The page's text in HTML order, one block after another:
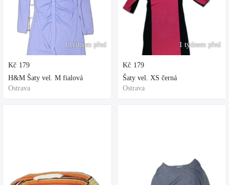
1 týdnem před
Kč 179
H&M Šaty vel. M fialová
Ostrava
1 týdnem před
Kč 179
Šaty vel. XS černá
Ostrava